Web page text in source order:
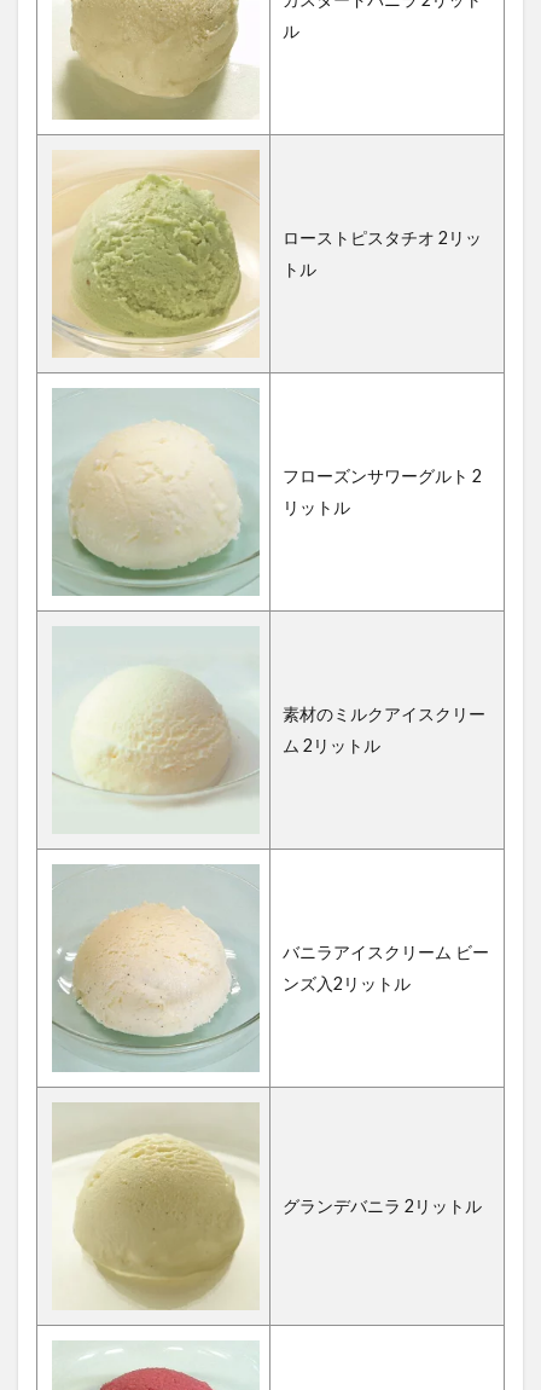
ル
ローストピスタチオ 2リッ
トル
フローズンサワーグルト 2
リットル
素材のミルクアイスクリー
ム 2リットル
バニラアイスクリーム ビー
ンズ入2リットル
グランデバニラ 2リットル